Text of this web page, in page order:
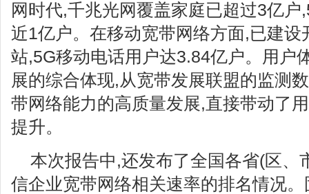
网时代,千兆光网覆盖家庭已超过3亿
近1亿户。在移动宽带网络方面,已建设
站,5G移动电话用户达3.84亿户。用户
展的综合体现,从宽带发展联盟的监测
带网络能力的高质量发展,直接带动了
提升。
本次报告中,还发布了全国各省(区、
信企业宽带网络相关速率的排名情况